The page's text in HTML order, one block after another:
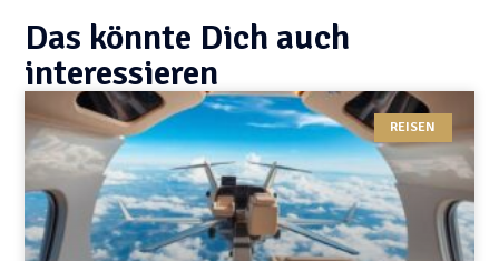
Das könnte Dich auch
interessieren
REISEN